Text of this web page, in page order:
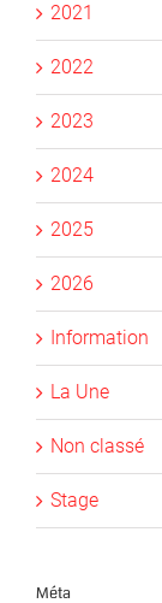
2021
2022
2023
2024
2025
2026
Information
La Une
Non classé
Stage
Méta